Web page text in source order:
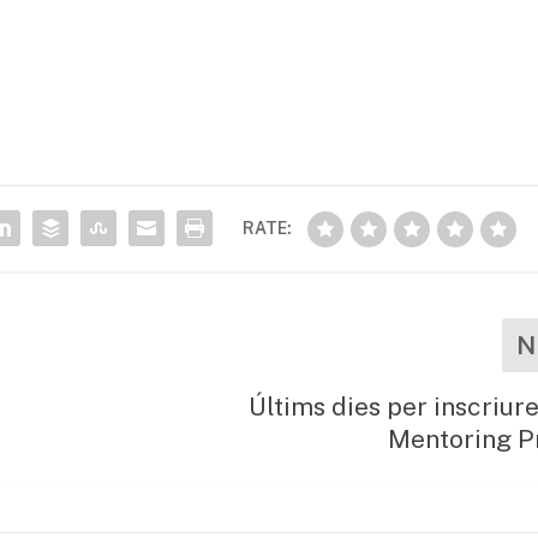
RATE:
Últims dies per
Mentoring